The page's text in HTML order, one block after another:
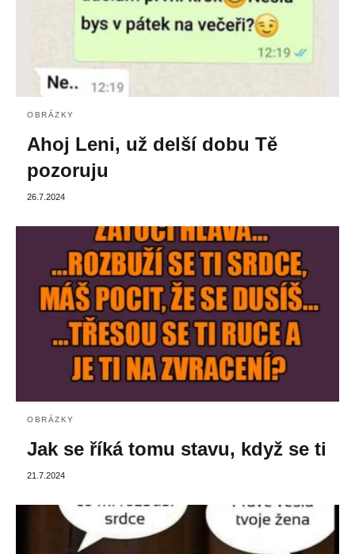
OBRÁZKY
Ahoj Leni, už delší dobu Tě
pozoruju
26.7.2024
OBRÁZKY
Jak se říká tomu stavu, když se ti
21.7.2024